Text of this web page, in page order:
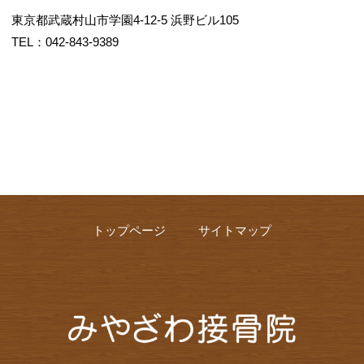
東京都武蔵村山市学園4-12-5 浜野ビル105
TEL：042-843-9389
トップページ サイトマップ